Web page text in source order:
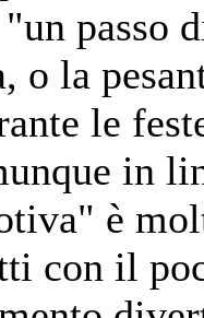
passo
o la
le
in
è
con il